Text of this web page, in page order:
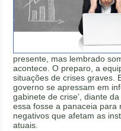
presente, mas lembrado
acontece. O preparo, a
situações de crises graves.
governo se apressam em
gabinete de crise’, diante
essa fosse a panaceia para
negativos que afetam as
atuais.